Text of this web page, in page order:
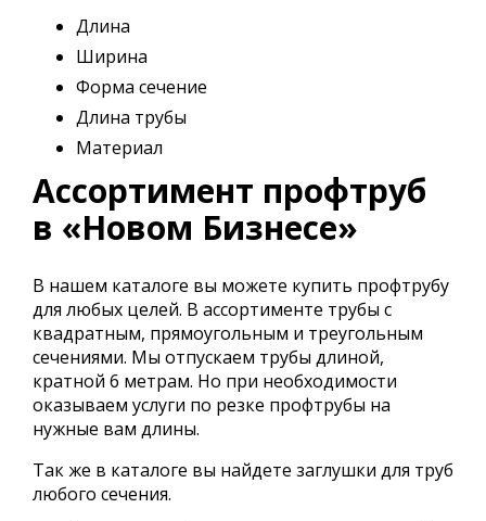
Длина
Ширина
Форма сечение
Длина трубы
Материал
Ассортимент профтруб
в «Новом Бизнесе»
В нашем каталоге вы можете купить профтрубу
для любых целей. В ассортименте трубы с
квадратным, прямоугольным и треугольным
сечениями. Мы отпускаем трубы длиной,
кратной 6 метрам. Но при необходимости
оказываем услуги по резке профтрубы на
нужные вам длины.
Так же в каталоге вы найдете заглушки для труб
любого сечения.